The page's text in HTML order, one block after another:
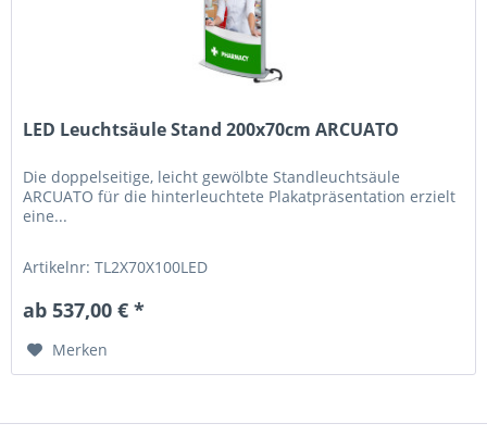
LED Leuchtsäule Stand 200x70cm ARCUATO
Die doppelseitige, leicht gewölbte Standleuchtsäule
ARCUATO für die hinterleuchtete Plakatpräsentation erzielt
eine...
Artikelnr: TL2X70X100LED
ab 537,00 € *
Merken